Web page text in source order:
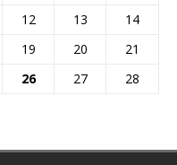
12 13
14
19 20
21
26 27
28